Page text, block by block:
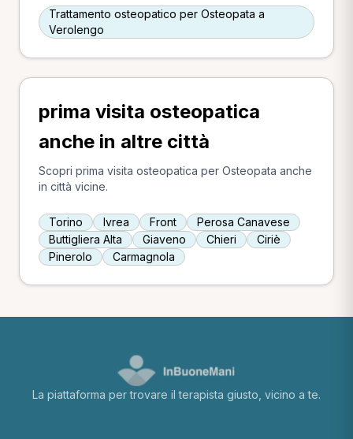
Trattamento osteopatico per Osteopata a
Verolengo
prima visita osteopatica
anche in altre città
Scopri prima visita osteopatica per Osteopata anche
in città vicine.
Torino Ivrea Front
Perosa Canavese
Buttigliera Alta
Giaveno Chieri
Ciriè
Pinerolo
Carmagnola
La piattaforma per trovare il terapista giusto, vicino a te.